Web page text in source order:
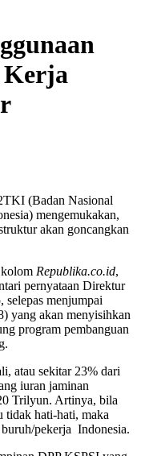
Kerja
(Badan Nasional
mengemukakan,
akan goncangkan
Republika.co.id,
pernyataan Direktur
selepas menjumpai
yang akan menyisihkan
program pembanguan
atau sekitar 23% dari
iuran jaminan
Trilyun. Artinya, bila
tidak hati-hati, maka
pekerja Indonesia.